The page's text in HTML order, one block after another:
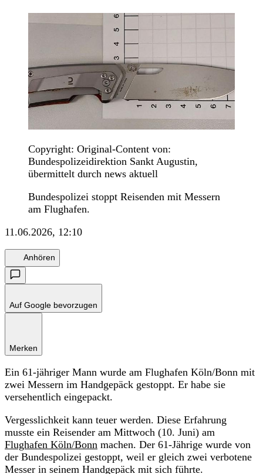
Copyright: Original-Content von:
Bundespolizeidirektion Sankt Augustin,
übermittelt durch news aktuell
Bundespolizei stoppt Reisenden mit Messern
am Flughafen.
11.06.2026, 12:10
Anhören
Auf Google bevorzugen
Merken
Ein 61-jähriger Mann wurde am Flughafen Köln/Bonn mit
zwei Messern im Handgepäck gestoppt. Er habe sie
versehentlich eingepackt.
Vergesslichkeit kann teuer werden. Diese Erfahrung
musste ein Reisender am Mittwoch (10. Juni) am
Flughafen Köln/Bonn machen. Der 61-Jährige wurde von
der Bundespolizei gestoppt, weil er gleich zwei verbotene
Messer in seinem Handgepäck mit sich führte.